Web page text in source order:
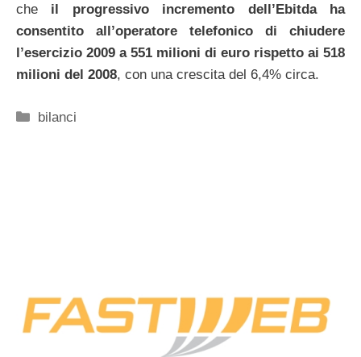
che il progressivo incremento dell’Ebitda ha
consentito all’operatore telefonico di chiudere
l’esercizio 2009 a 551 milioni di euro rispetto ai 518
milioni del 2008, con una crescita del 6,4% circa.
Categorie
bilanci